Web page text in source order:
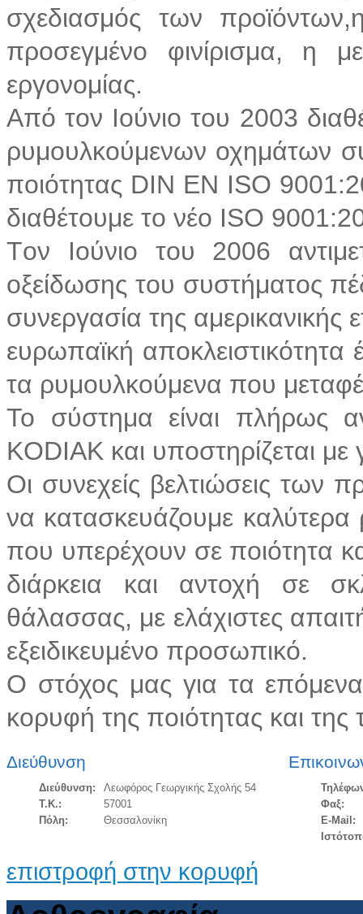
σχεδιασμός των
προσεγμένο φινίρισμα, η
εργονομίας.
Από τον Ιούνιο του 2003
ρυμουλκούμενων οχημάτων
ποιότητας DIN EN ISO
διαθέτουμε το νέο ISO
Tον Ιούνιο του 2006
οξείδωσης του συστήματος
συνεργασία της αμερικανικής
ευρωπαϊκή
τα ρυμουλκούμενα που
Το σύστημα είναι πλήρως
KODIAK και υποστηρίζεται
Οι συνεχείς βελτιώσεις των
να κατασκευάζουμε
που υπερέχουν σε ποιότητα
διάρκεια και αντοχή σε
θάλασσας, με ελάχιστες
εξειδικευμένο προσωπικό.
Ο στόχος μας για τα
κορυφή της ποιότητας και της
Διεύθυνση
Διεύθυνση:
Λεωφόρος Γεωργικής Σχολής 54
Τ.Κ.:
57001
Πόλη:
Θεσσαλονίκη
Φαξ:
E-Mail:
επιστροφή στην κορυφή